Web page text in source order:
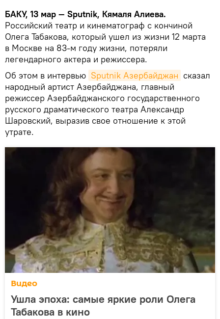
БАКУ, 13 мар — Sputnik, Кямаля Алиева.
Российский театр и кинематограф с кончиной
Олега Табакова, который ушел из жизни 12 марта
в Москве на 83-м году жизни, потеряли
легендарного актера и режиссера.
Об этом в интервью Sputnik Азербайджан сказал
народный артист Азербайджана, главный
режиссер Азербайджанского государственного
русского драматического театра Александр
Шаровский, выразив свое отношение к этой
утрате.
Видео
Ушла эпоха: cамые яркие роли Олега
Табакова в кино